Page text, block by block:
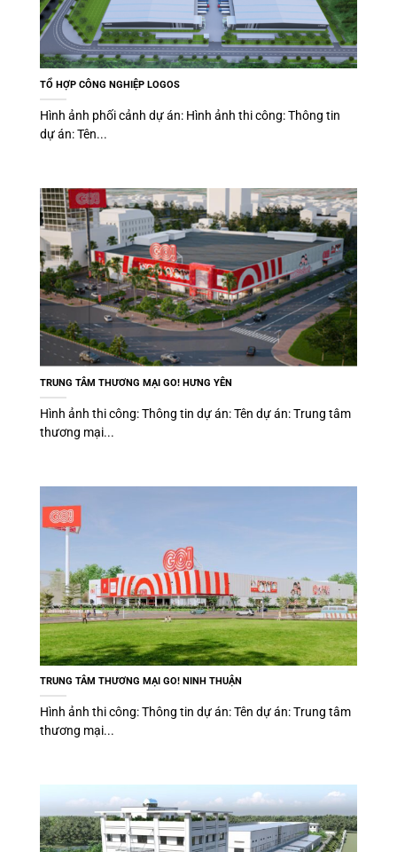
TỔ HỢP CÔNG NGHIỆP LOGOS
Hình ảnh phối cảnh dự án: Hình ảnh thi công: Thông tin
dự án: Tên...
TRUNG TÂM THƯƠNG MẠI GO! HƯNG YÊN
Hình ảnh thi công: Thông tin dự án: Tên dự án: Trung tâm
thương mại...
TRUNG TÂM THƯƠNG MẠI GO! NINH THUẬN
Hình ảnh thi công: Thông tin dự án: Tên dự án: Trung tâm
thương mại...